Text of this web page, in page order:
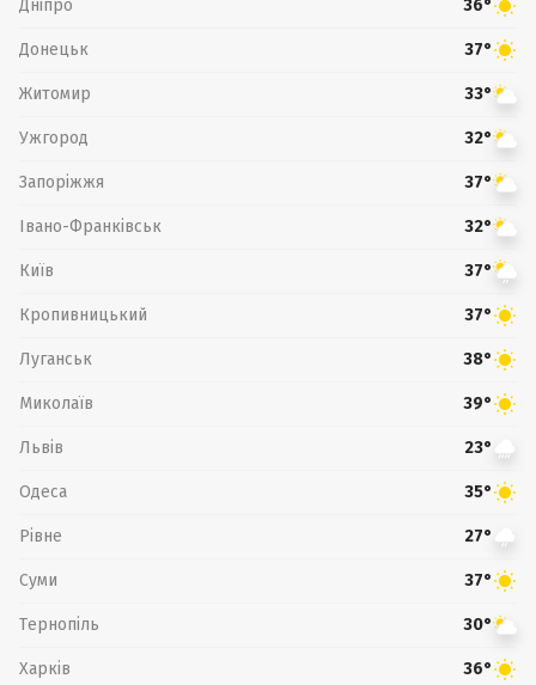
Дніпро 36°
Донецьк 37°
Житомир 33°
Ужгород 32°
Запоріжжя 37°
Івано-Франківськ 32°
Київ 37°
Кропивницький 37°
Луганськ 38°
Миколаїв 39°
Львів 23°
Одеса 35°
Рівне 27°
Суми 37°
Тернопіль 30°
Харків 36°